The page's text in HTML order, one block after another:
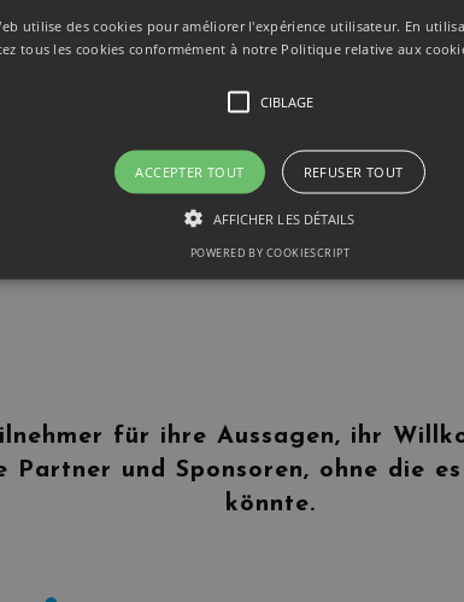
BLUE ORIGAMI DIGITAL/ RENAUD
et DIANE BANDERLY
Bildnachweis
ANAIS ONDETetOLIVIER GUITARD
für ihre Aussagen, ihr
Partner und Sponsoren, ohne die
könnte.
utilise des cookies pour améliorer l'expérience utilisateur. En
tous les cookies conformément à notre Politique relative aux
CIBLAGE
ACCEPTER TOUT REFUSER TOUT
AFFICHER LES DÉTAILS
POWERED BY COOKIESCRIPT